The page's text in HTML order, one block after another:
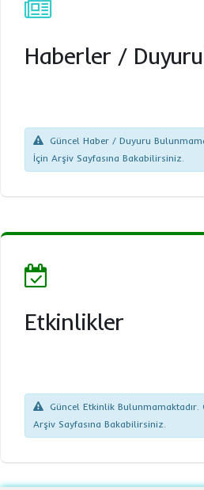
Haberler /
Güncel Haber / Duyuru
İçin Arşiv Sayfasına Bakabilirsiniz.
Etkinlikler
Güncel Etkinlik Bulunmamaktadır.
Arşiv Sayfasına Bakabilirsiniz.